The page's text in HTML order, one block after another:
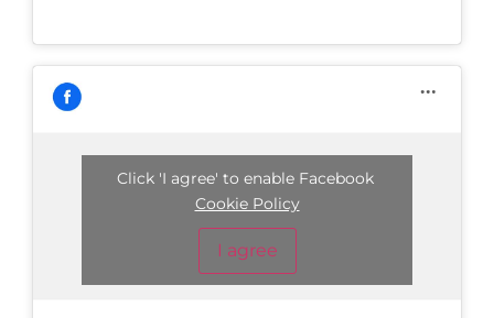
Click 'I agree' to enable Facebook
Cookie Policy
I agree